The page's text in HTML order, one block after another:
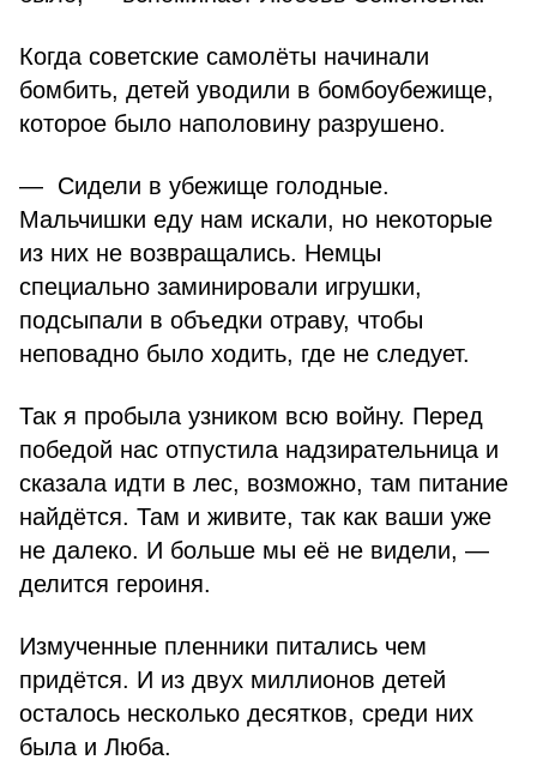
Когда советские самолёты начинали
бомбить, детей уводили в бомбоубежище,
которое было наполовину разрушено.
— Сидели в убежище голодные.
Мальчишки еду нам искали, но некоторые
из них не возвращались. Немцы
специально заминировали игрушки,
подсыпали в объедки отраву, чтобы
неповадно было ходить, где не следует.
Так я пробыла узником всю войну. Перед
победой нас отпустила надзирательница и
сказала идти в лес, возможно, там питание
найдётся. Там и живите, так как ваши уже
не далеко. И больше мы её не видели, —
делится героиня.
Измученные пленники питались чем
придётся. И из двух миллионов детей
осталось несколько десятков, среди них
была и Люба.